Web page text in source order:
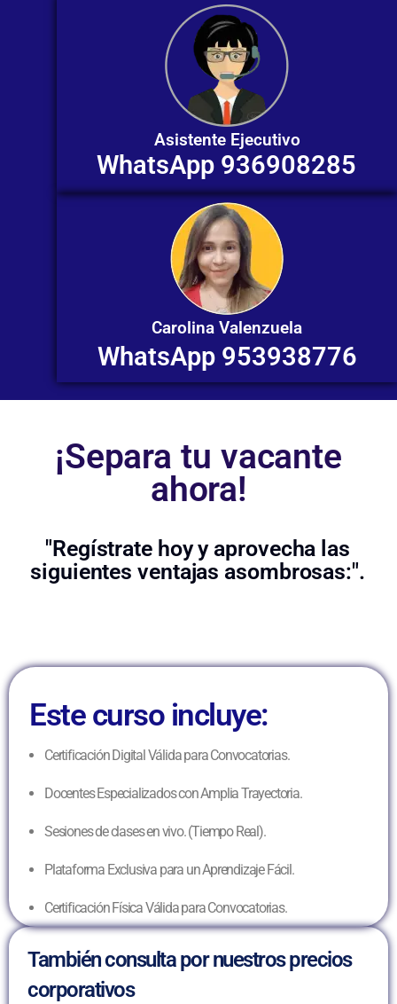
Asistente Ejecutivo
WhatsApp 936908285
Carolina Valenzuela
WhatsApp 953938776
¡Separa tu vacante
ahora!
"Regístrate hoy y aprovecha las
siguientes ventajas asombrosas:".
Este curso incluye:
Certificación Digital Válida para Convocatorias.
Docentes Especializados con Amplia Trayectoria.
Sesiones de clases en vivo. (Tiempo Real).
Plataforma Exclusiva para un Aprendizaje Fácil.
Certificación Física Válida para Convocatorias.
También consulta por nuestros precios
corporativos